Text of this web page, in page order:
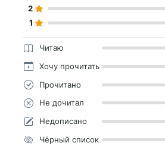
2
1
Читаю
Хочу прочитать
Прочитано
Не дочитал
Недописано
Чёрный список